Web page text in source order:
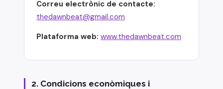
Correu electrònic de contacte:
thedawnbeat@gmail.com
Plataforma web: www.thedawnbeat.com
2. Condicions econòmiques i